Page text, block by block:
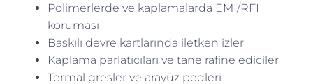
Polimerlerde ve kaplamalarda EMI/RFI
koruması
Baskılı devre kartlarında iletken izler
Kaplama parlatıcıları ve tane rafine ediciler
Termal gresler ve arayüz pedleri